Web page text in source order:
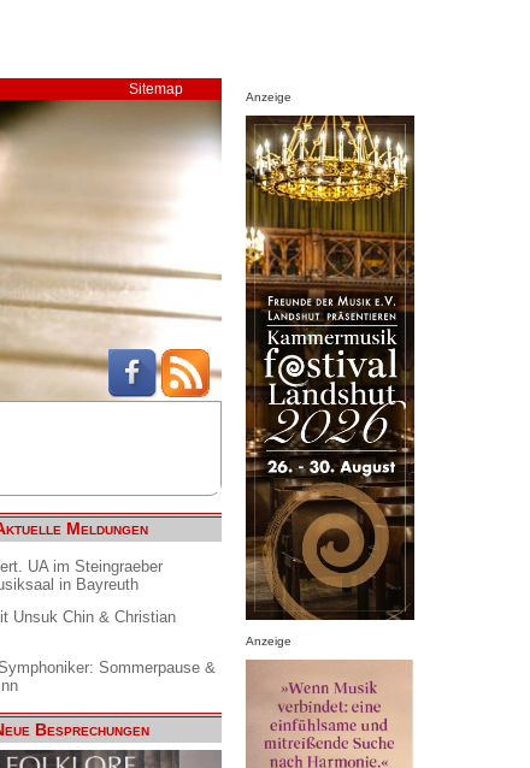
Sitemap
Meldungen
UA im Steingraeber
in Bayreuth
Unsuk Chin & Christian
Sommerpause &
Besprechungen
Anzeige
Anzeige